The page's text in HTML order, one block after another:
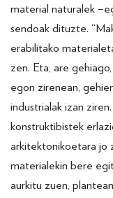
material naturalek
sendoak dituzte.
erabilitako
zen. Eta, are
egon zirenean,
industrialak izan
konstruktibistek
arkitektonikoetara jo
materialekin bere
aurkitu zuen,